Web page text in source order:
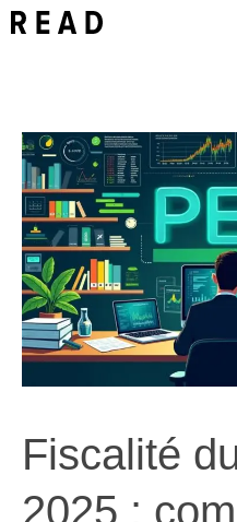
Aller
Fiscalité
2025 :